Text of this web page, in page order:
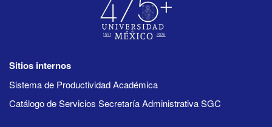
Sitios internos
Sistema de Productividad Académica
Catálogo de Servicios Secretaría Administrativa SGC